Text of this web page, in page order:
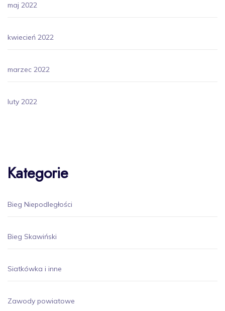
maj 2022
kwiecień 2022
marzec 2022
luty 2022
Kategorie
Bieg Niepodległości
Bieg Skawiński
Siatkówka i inne
Zawody powiatowe